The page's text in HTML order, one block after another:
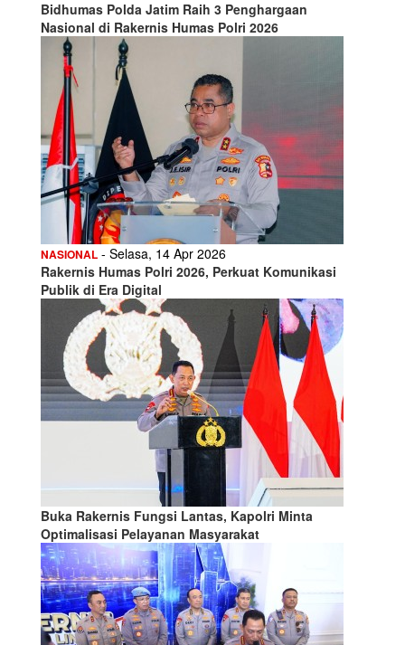
Bidhumas Polda Jatim Raih 3 Penghargaan
Nasional di Rakernis Humas Polri 2026
NASIONAL - Selasa, 14 Apr 2026
Rakernis Humas Polri 2026, Perkuat Komunikasi
Publik di Era Digital
Buka Rakernis Fungsi Lantas, Kapolri Minta
Optimalisasi Pelayanan Masyarakat